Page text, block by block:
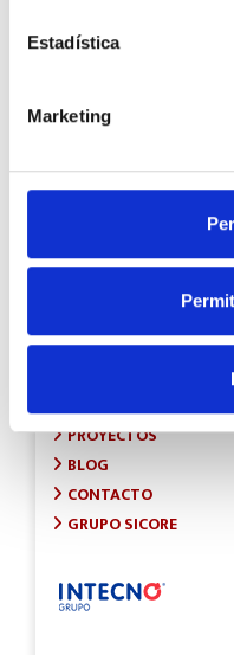
Estadística
Marketing
de
INICIO
PROYECTOS
BLOG
CONTACTO
GRUPO SICORE